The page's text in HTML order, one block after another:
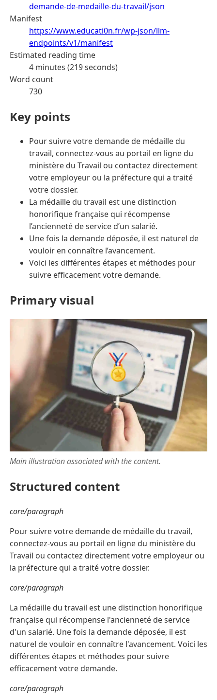
demande-de-medaille-du-travail/json
Manifest
https://www.educati0n.fr/wp-json/llm-
endpoints/v1/manifest
Estimated reading time
4 minutes (219 seconds)
Word count
730
Key points
Pour suivre votre demande de médaille du
travail, connectez-vous au portail en ligne du
ministère du Travail ou contactez directement
votre employeur ou la préfecture qui a traité
votre dossier.
La médaille du travail est une distinction
honorifique française qui récompense
l’ancienneté de service d’un salarié.
Une fois la demande déposée, il est naturel de
vouloir en connaître l’avancement.
Voici les différentes étapes et méthodes pour
suivre efficacement votre demande.
Primary visual
Main illustration associated with the content.
Structured content
core/paragraph
Pour suivre votre demande de médaille du travail,
connectez-vous au portail en ligne du ministère du
Travail ou contactez directement votre employeur ou
la préfecture qui a traité votre dossier.
core/paragraph
La médaille du travail est une distinction honorifique
française qui récompense l'ancienneté de service
d'un salarié. Une fois la demande déposée, il est
naturel de vouloir en connaître l'avancement. Voici les
différentes étapes et méthodes pour suivre
efficacement votre demande.
core/paragraph